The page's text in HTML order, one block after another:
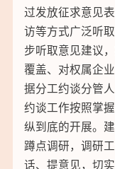
过发放征求意见
访等方式广泛听
步听取意见建议
覆盖、对权属企
据分工约谈分管
约谈工作按照掌
纵到底的开展。
蹲点调研，调研
话、提意见，切